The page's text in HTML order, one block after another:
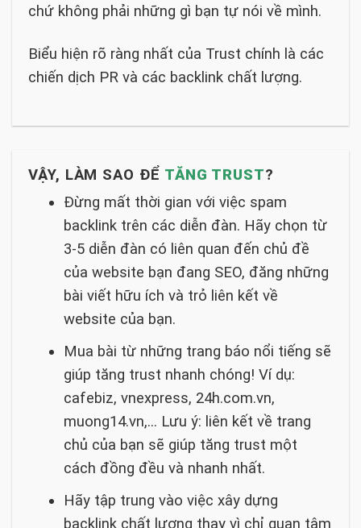
chứ không phải những gì bạn tự nói về mình.
Biểu hiện rõ ràng nhất của Trust chính là các
chiến dịch PR và các backlink chất lượng.
VẬY, LÀM SAO ĐỂ TĂNG TRUST?
Đừng mất thời gian với việc spam
backlink trên các diễn đàn. Hãy chọn từ
3-5 diễn đàn có liên quan đến chủ đề
của website bạn đang SEO, đăng những
bài viết hữu ích và trỏ liên kết về
website của bạn.
Mua bài từ những trang báo nổi tiếng sẽ
giúp tăng trust nhanh chóng! Ví dụ:
cafebiz, vnexpress, 24h.com.vn,
muong14.vn,… Lưu ý: liên kết về trang
chủ của bạn sẽ giúp tăng trust một
cách đồng đều và nhanh nhất.
Hãy tập trung vào việc xây dựng
backlink chất lượng thay vì chỉ quan tâm